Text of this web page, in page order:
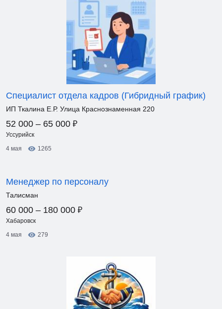
Специалист отдела кадров (Гибридный график)
ИП Ткалина Е.Р. Улица Краснознаменная 220
52 000 – 65 000 ₽
Уссурийск
4 мая
1265
Менеджер по персоналу
Талисман
60 000 – 180 000 ₽
Хабаровск
4 мая
279